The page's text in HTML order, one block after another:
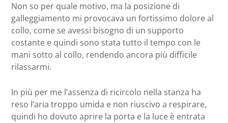
Non so per quale motivo, ma la posizione di
galleggiamento mi provocava un fortissimo dolore al
collo, come se avessi bisogno di un supporto
costante e quindi sono stata tutto il tempo con le
mani sotto al collo, rendendo ancora più difficile
rilassarmi.
In più per me l’assenza di ricircolo nella stanza ha
reso l’aria troppo umida e non riuscivo a respirare,
quindi ho dovuto aprire la porta e la luce è entrata